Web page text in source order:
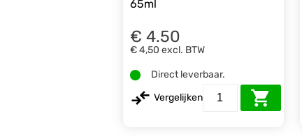
65ml
€ 4.50
€ 4,50 excl. BTW
Direct leverbaar.
Vergelijken